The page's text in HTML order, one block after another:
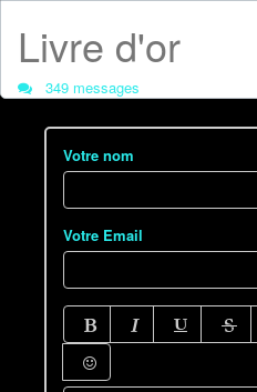
Livre d'or
349 messages
Votre nom
Votre Email